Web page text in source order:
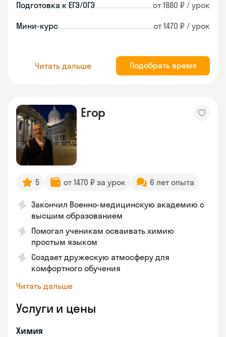
Подготовка к ЕГЭ/ОГЭ от 1880 ₽ / урок
Мини-курс от 1470 ₽ / урок
Читать дальше Подобрать время
Егор
5 от 1470 ₽ за урок 6 лет опыта
Закончил Военно-медицинскую академию с
высшим образованием
Помогал ученикам осваивать химию
простым языком
Создает дружескую атмосферу для
комфортного обучения
Читать дальше
Услуги и цены
Химия